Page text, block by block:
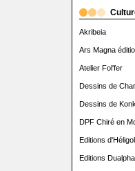
Akribeia
Ars Magna
Atelier Fol'fer
Dessins de
Dessins de Konk
DPF Chiré en
Editions
Editions Dualpha